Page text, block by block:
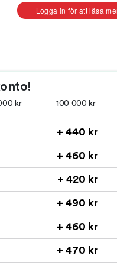
Logga in för att läsa